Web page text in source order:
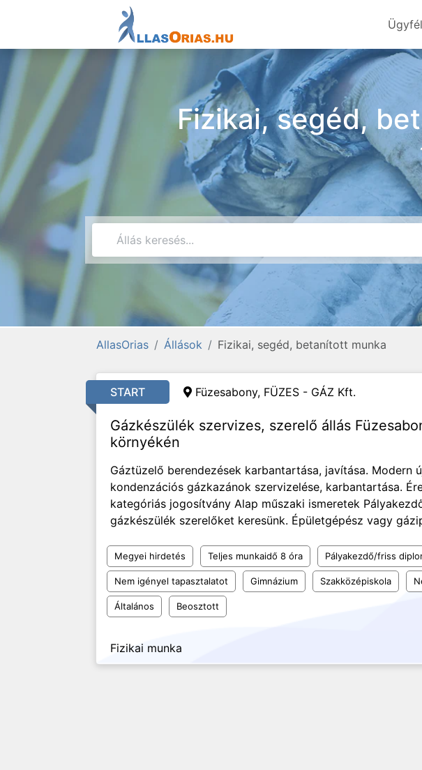
Fizikai, segéd,
AllasOrias Állások Fizikai, segéd, betanított munka
START Füzesabony, FÜZES - GÁZ Kft.
Gázkészülék szervizes, szerelő állás
környékén
Gáztüzelő berendezések karbantartása, javítása. Modern
kondenzációs gázkazánok szervizelése, karbantartása.
kategóriás jogosítvány Alap műszaki ismeretek
gázkészülék szerelőket keresünk. Épületgépész vagy
Megyei hirdetés Teljes munkaidő 8 óra Pályakezdő/friss
Nem igényel tapasztalatot Gimnázium Szakközépiskola
Általános Beosztott
Fizikai munka